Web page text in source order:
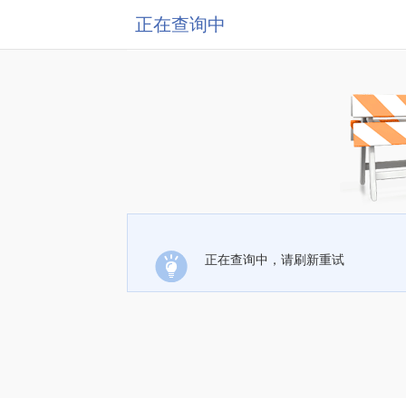
正在查询中
正在查询中，请刷新重试